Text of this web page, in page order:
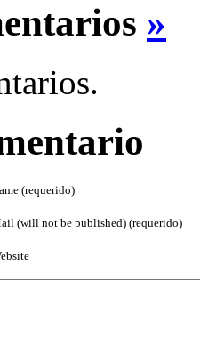
»
(requerido)
(will not be published) (requerido)